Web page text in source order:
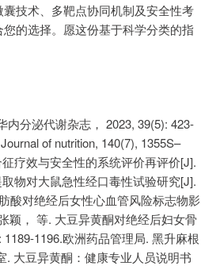
技术、多靶点协同机制及安全性考
的选择。愿这份基于科学分类的指
分泌代谢杂志， 2023, 39(5): 423-
of nutrition, 140(7), 1355S–
疗效与安全性的系统评价再评价[J].
物对大鼠急性经口毒性试验研究[J].
酸对绝经后女性心血管风险标志物影
颖， 等. 大豆异黄酮对绝经后妇女骨
1196.欧洲药品管理局. 黑升麻根
. 大豆异黄酮：健康专业人员说明书